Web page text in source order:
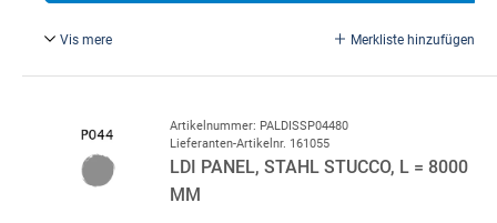
Vis mere Merkliste hinzufügen
Bitte im Bemerkungsfeld beim Kauf angeben, wenn eine
andere Innenfarbe gewünscht wird.
Artikelnummer: PALDISSP04480
Lieferanten-Artikelnr. 161055
LDI PANEL, STAHL STUCCO, L = 8000
MM